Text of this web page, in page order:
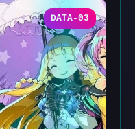
DATA-03